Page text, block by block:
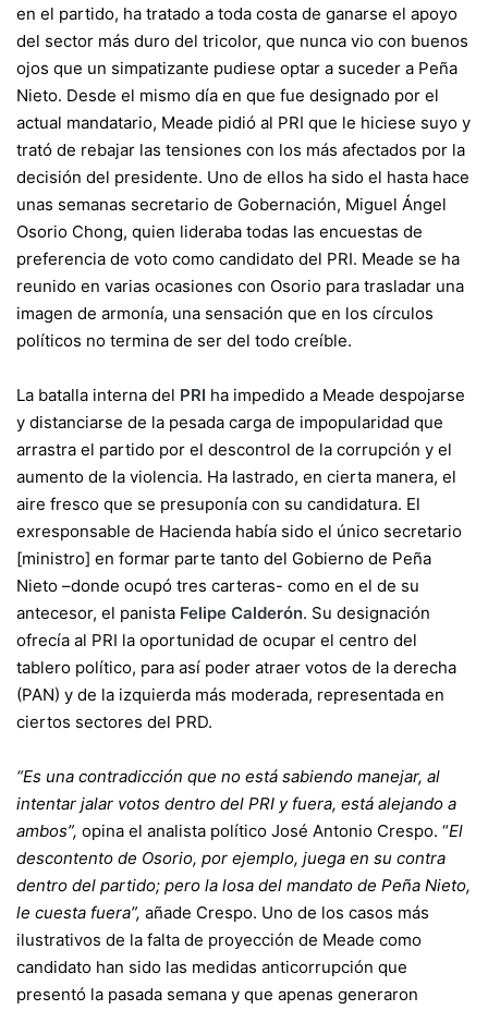
en el partido, ha tratado a toda costa de ganarse el apoyo
del sector más duro del tricolor, que nunca vio con buenos
ojos que un simpatizante pudiese optar a suceder a Peña
Nieto. Desde el mismo día en que fue designado por el
actual mandatario, Meade pidió al PRI que le hiciese suyo y
trató de rebajar las tensiones con los más afectados por la
decisión del presidente. Uno de ellos ha sido el hasta hace
unas semanas secretario de Gobernación, Miguel Ángel
Osorio Chong, quien lideraba todas las encuestas de
preferencia de voto como candidato del PRI. Meade se ha
reunido en varias ocasiones con Osorio para trasladar una
imagen de armonía, una sensación que en los círculos
políticos no termina de ser del todo creíble.
La batalla interna del PRI ha impedido a Meade despojarse
y distanciarse de la pesada carga de impopularidad que
arrastra el partido por el descontrol de la corrupción y el
aumento de la violencia. Ha lastrado, en cierta manera, el
aire fresco que se presuponía con su candidatura. El
exresponsable de Hacienda había sido el único secretario
[ministro] en formar parte tanto del Gobierno de Peña
Nieto –donde ocupó tres carteras- como en el de su
antecesor, el panista Felipe Calderón. Su designación
ofrecía al PRI la oportunidad de ocupar el centro del
tablero político, para así poder atraer votos de la derecha
(PAN) y de la izquierda más moderada, representada en
ciertos sectores del PRD.
“Es una contradicción que no está sabiendo manejar, al
intentar jalar votos dentro del PRI y fuera, está alejando a
ambos”, opina el analista político José Antonio Crespo. “El
descontento de Osorio, por ejemplo, juega en su contra
dentro del partido; pero la losa del mandato de Peña Nieto,
le cuesta fuera”, añade Crespo. Uno de los casos más
ilustrativos de la falta de proyección de Meade como
candidato han sido las medidas anticorrupción que
presentó la pasada semana y que apenas generaron